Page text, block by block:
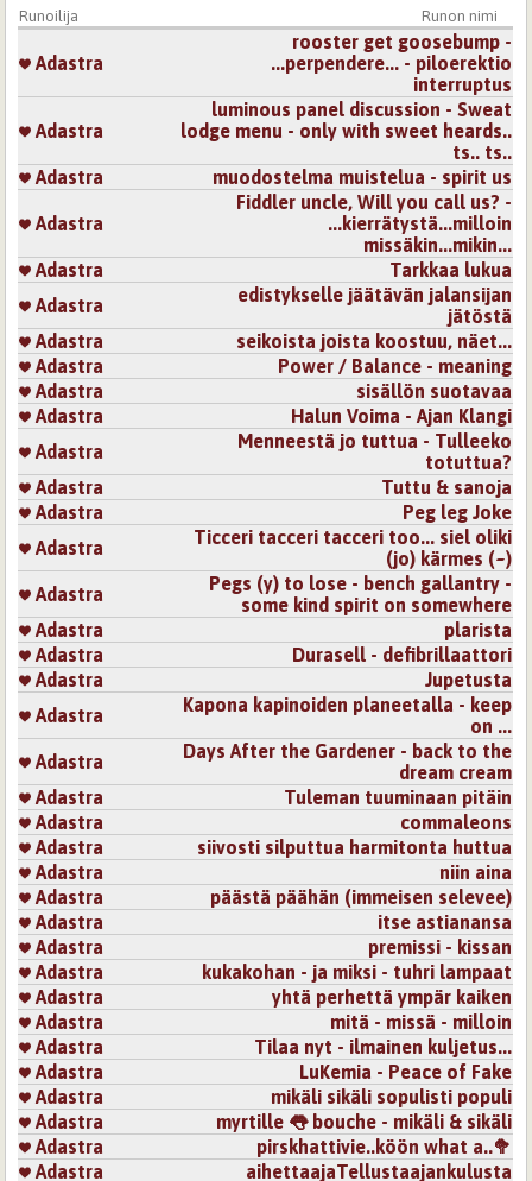
Runoilija Runon nimi
Adastra
rooster get goosebump -
...perpendere... - piloerektio
interruptus
Adastra
luminous panel discussion - Sweat
lodge menu - only with sweet heards..
ts.. ts..
Adastra
muodostelma muistelua - spirit us
Adastra
Fiddler uncle, Will you call us? -
...kierrätystä...milloin
missäkin...mikin...
Adastra
Tarkkaa lukua
Adastra
edistykselle jäätävän jalansijan
jätöstä
Adastra
seikoista joista koostuu, näet...
Adastra
Power / Balance - meaning
Adastra
sisällön suotavaa
Adastra
Halun Voima - Ajan Klangi
Adastra
Menneestä jo tuttua - Tulleeko
totuttua?
Adastra
Tuttu & sanoja
Adastra
Peg leg Joke
Adastra
Ticceri tacceri tacceri too... siel oliki
(jo) kärmes (~)
Adastra
Pegs (y) to lose - bench gallantry -
some kind spirit on somewhere
Adastra
plarista
Adastra
Durasell - defibrillaattori
Adastra
Jupetusta
Adastra
Kapona kapinoiden planeetalla - keep
on ...
Adastra
Days After the Gardener - back to the
dream cream
Adastra
Tuleman tuuminaan pitäin
Adastra
commaleons
Adastra
siivosti silputtua harmitonta huttua
Adastra
niin aina
Adastra
päästä päähän (immeisen selevee)
Adastra
itse astianansa
Adastra
premissi - kissan
Adastra
kukakohan - ja miksi - tuhri lampaat
Adastra
yhtä perhettä ympär kaiken
Adastra
mitä - missä - milloin
Adastra
Tilaa nyt - ilmainen kuljetus...
Adastra
LuKemia - Peace of Fake
Adastra
mikäli sikäli sopulisti populi
Adastra
myrtille 👅 bouche - mikäli & sikäli
Adastra
pirskhattivie..köön what a..🥦
Adastra
aihettaajaTellustaajankulusta